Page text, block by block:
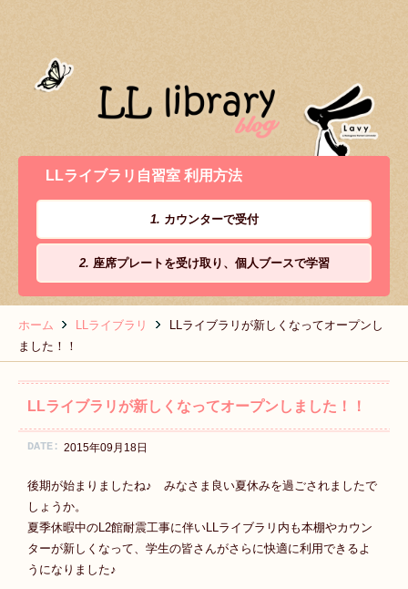
LLライブラリ自習室 利用方法
1. カウンターで受付
2. 座席プレートを受け取り、個人ブースで学習
ホーム LLライブラリ
LLライブラリが新しくなってオープンし
ました！！
LLライブラリが新しくなってオープンしました！！
DATE: 2015年09月18日
後期が始まりましたね♪ みなさま良い夏休みを過ごされましたで
しょうか。
夏季休暇中のL2館耐震工事に伴いLLライブラリ内も本棚やカウン
ターが新しくなって、学生の皆さんがさらに快適に利用できるよ
うになりました♪